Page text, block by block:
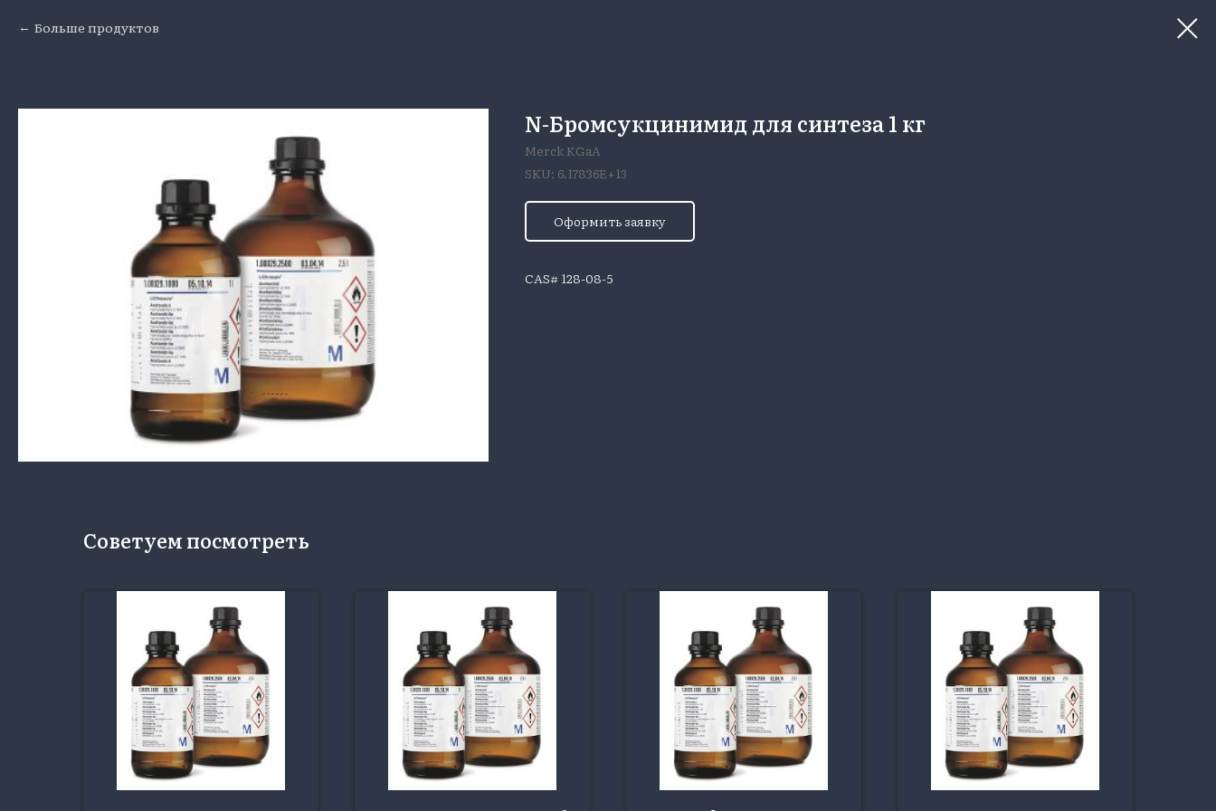
Больше продуктов
N-Бромсукцинимид для синтеза 1 кг
Merck KGaA
SKU: 6.17836E+13
Оформить заявку
CAS# 128-08-5
Советуем посмотреть